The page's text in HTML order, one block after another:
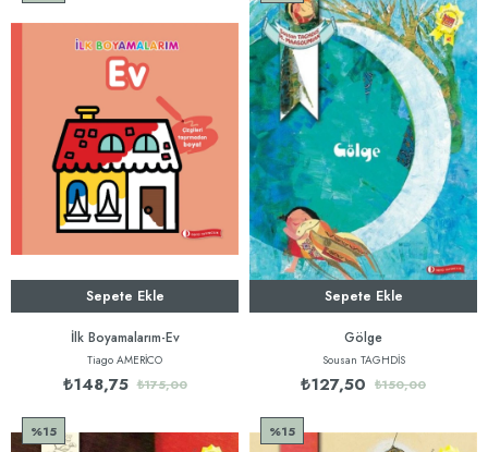
Sepete Ekle
İlk Boyamalarım-Ev
Tiago AMERİCO
₺148,75 ₺175,00
Sepete Ekle
Gölge
Sousan TAGHDİS
₺127,50 ₺150,00
%15 %15